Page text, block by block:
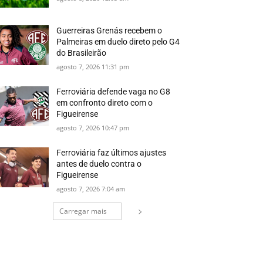
Guerreiras Grenás recebem o
Palmeiras em duelo direto pelo G4
do Brasileirão
agosto 7, 2026 11:31 pm
Ferroviária defende vaga no G8
em confronto direto com o
Figueirense
agosto 7, 2026 10:47 pm
Ferroviária faz últimos ajustes
antes de duelo contra o
Figueirense
agosto 7, 2026 7:04 am
Carregar mais